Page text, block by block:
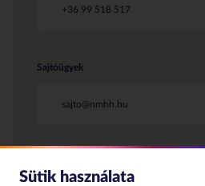
+36 99 518 517
Sajtóügyek
sajto@nmhh.hu
Sütik használata